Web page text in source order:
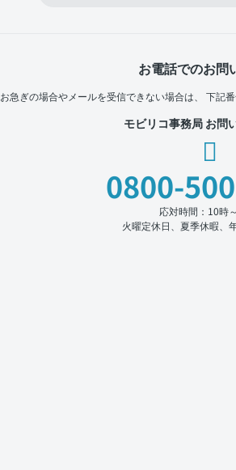
お電話でのお問
お急ぎの場合やメールを受信できない場合は、 下記
モビリコ事務局 お問
0800-
応対時間：10時
火曜定休日、夏季休暇、